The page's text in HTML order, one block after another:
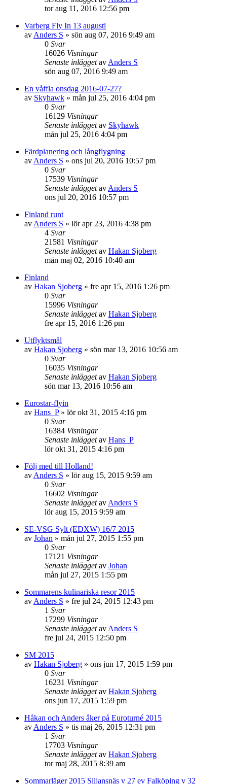
tor aug 11, 2016 12:56 pm
Varberg Fly In 13 augusti
av Anders S » sön aug 07, 2016 9:49 am
0 Svar
16026 Visningar
Senaste inläggetav Anders S
sön aug 07, 2016 9:49 am
En våffla onsdag 2016-07-27?
av Skyhawk » mån jul 25, 2016 4:04 pm
0 Svar
16129 Visningar
Senaste inläggetav Skyhawk
mån jul 25, 2016 4:04 pm
Färdplanering och långflygning
av Anders S » ons jul 20, 2016 10:57 pm
0 Svar
17539 Visningar
Senaste inläggetav Anders S
ons jul 20, 2016 10:57 pm
Finland runt
av Anders S » lör apr 23, 2016 4:38 pm
4 Svar
21581 Visningar
Senaste inläggetav Hakan Sjoberg
mån maj 02, 2016 10:40 am
Finland
av Hakan Sjoberg » fre apr 15, 2016 1:26 pm
0 Svar
15996 Visningar
Senaste inläggetav Hakan Sjoberg
fre apr 15, 2016 1:26 pm
Utflyktsmål
av Hakan Sjoberg » sön mar 13, 2016 10:56 am
0 Svar
16035 Visningar
Senaste inläggetav Hakan Sjoberg
sön mar 13, 2016 10:56 am
Eurostar-flyin
av Hans_P» lör okt 31, 2015 4:16 pm
0 Svar
16384 Visningar
Senaste inläggetav Hans_P
lör okt 31, 2015 4:16 pm
Följ med till Holland!
av Anders S » lör aug 15, 2015 9:59 am
0 Svar
16602 Visningar
Senaste inläggetav Anders S
lör aug 15, 2015 9:59 am
SE-VSG Sylt (EDXW) 16/7 2015
av Johan » mån jul 27, 2015 1:55 pm
0 Svar
17121 Visningar
Senaste inläggetav Johan
mån jul 27, 2015 1:55 pm
Sommarens kulinariska resor 2015
av Anders S » fre jul 24, 2015 12:43 pm
1 Svar
17299 Visningar
Senaste inläggetav Anders S
fre jul 24, 2015 12:50 pm
SM 2015
av Hakan Sjoberg » ons jun 17, 2015 1:59 pm
0 Svar
16231 Visningar
Senaste inläggetav Hakan Sjoberg
ons jun 17, 2015 1:59 pm
Håkan och Anders åker på Euroturné 2015
av Anders S » tis maj 26, 2015 12:31 pm
1 Svar
17703 Visningar
Senaste inläggetav Hakan Sjoberg
tor maj 28, 2015 8:39 am
Sommarläger 2015 Siljansnäs v 27 ev Falköping v 32